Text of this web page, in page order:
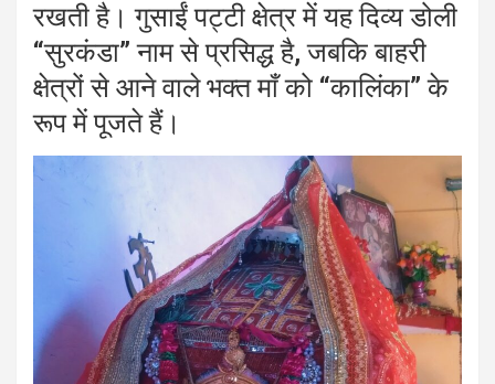
रखती है। गुसाईं पट्टी क्षेत्र में यह दिव्य डोली
“सुरकंडा” नाम से प्रसिद्ध है, जबकि बाहरी
क्षेत्रों से आने वाले भक्त माँ को “कालिंका” के
रूप में पूजते हैं।